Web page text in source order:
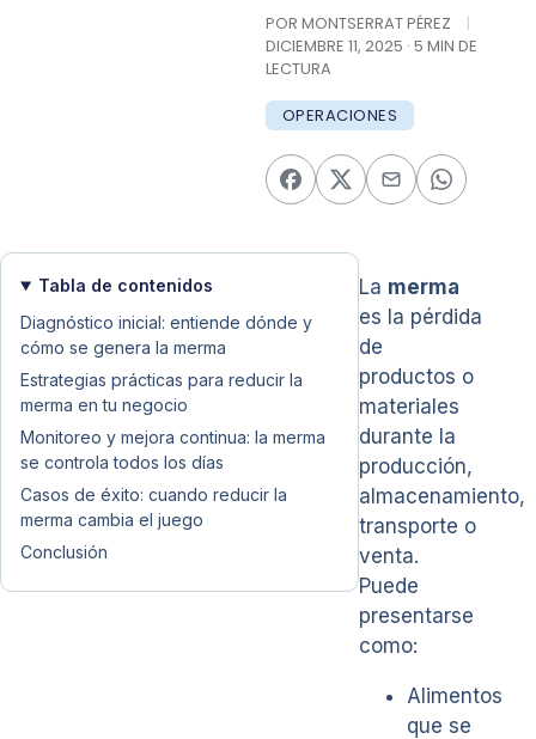
POR MONTSERRAT PÉREZ
|
DICIEMBRE 11, 2025 · 5 MIN DE
LECTURA
OPERACIONES
Tabla de contenidos
Diagnóstico inicial: entiende dónde y
cómo se genera la merma
Estrategias prácticas para reducir la
merma en tu negocio
Monitoreo y mejora continua: la merma
se controla todos los días
Casos de éxito: cuando reducir la
merma cambia el juego
Conclusión
La merma
es la pérdida
de
productos o
materiales
durante la
producción,
almacenamiento,
transporte o
venta.
Puede
presentarse
como:
Alimentos
que se